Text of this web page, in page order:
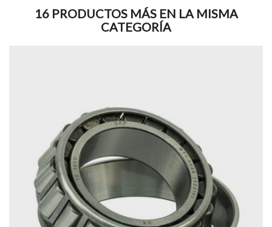
16 PRODUCTOS MÁS EN LA MISMA
CATEGORÍA